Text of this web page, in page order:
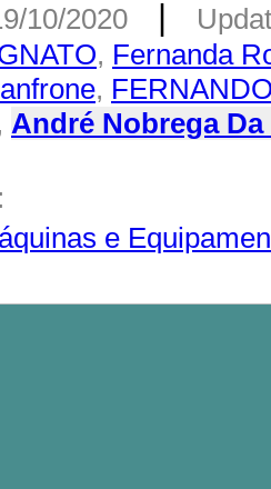
10/2020
, Fernanda
,
André Nobrega Da
e